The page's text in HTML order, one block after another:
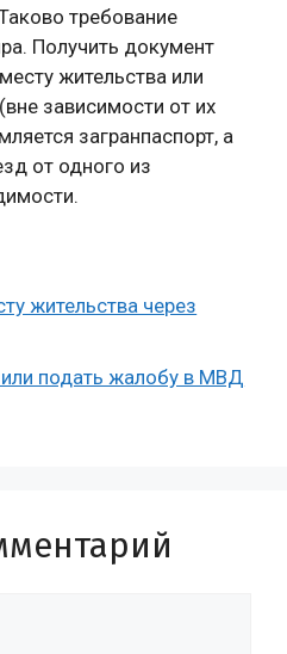
требование
Получить документ
жительства или
зависимости от их
загранпаспорт, а
от одного из
жительства через
подать жалобу в МВД